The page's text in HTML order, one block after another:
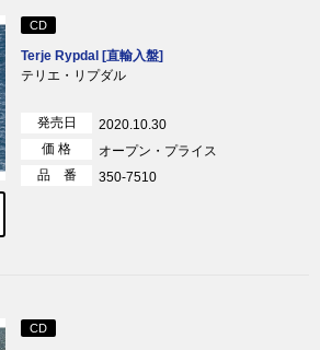
CD
Terje Rypdal [直輸入盤]
テリエ・リプダル
発売日
2020.10.30
価 格
オープン・プライス
品 番
350-7510
CD